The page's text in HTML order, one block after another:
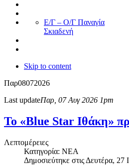
Ε/Γ – Ο/Γ Παναγία
Σκιαδενή
Skip to content
Παρ08072026
Last updateΠαρ, 07 Αυγ 2026 1pm
Το «Blue Star Ιθάκη»
Λεπτομέρειες
Κατηγορία: ΝΕΑ
Δημοσιεύτηκε στις Δευτέρα, 27